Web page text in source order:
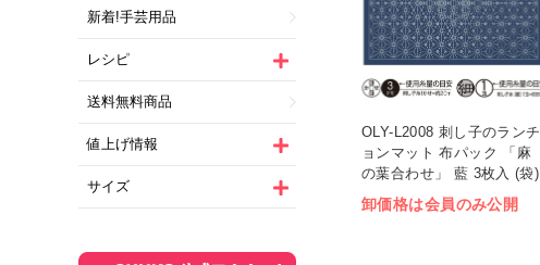
新着!手芸用品
レシピ
送料無料商品
値上げ情報
サイズ
OLY-L2008 刺し子のランチ
ョンマット 布パック 「麻
の葉合わせ」 藍 3枚入 (袋)
卸価格は会員のみ公開